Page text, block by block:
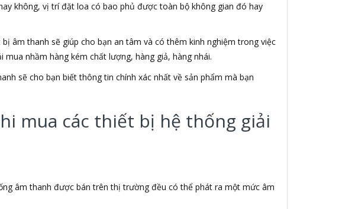
không, vị trí đặt loa có bao phủ được toàn bộ không gian đó hay
âm thanh sẽ giúp cho bạn an tâm và có thêm kinh nghiệm trong việc
nhầm hàng kém chất lượng, hàng giả, hàng nhái.
sẽ cho bạn biết thông tin chính xác nhất về sản phẩm mà bạn
mua các thiết bị hệ thống giải
âm thanh được bán trên thị trường đều có thể phát ra một mức âm